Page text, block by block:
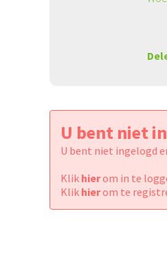
U bent niet
U bent niet ingelogd
Klik hierom in te
Klik hierom te